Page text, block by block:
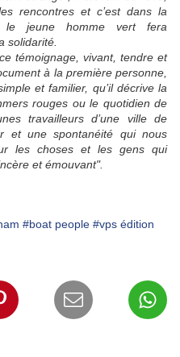
rencontres et c’est dans la
jeune homme vert fera
solidarité.
témoignage, vivant, tendre et
à la première personne,
et familier, qu’il décrive la
rouges ou le quotidien de
travailleurs d’une ville de
et une spontanéité qui nous
les choses et les gens qui
et émouvant".
#boat people #vps édition